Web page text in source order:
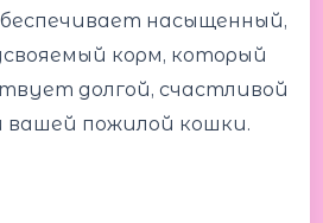
насыщенный,
корм, который
долгой, счастливой
вашей пожилой кошки.